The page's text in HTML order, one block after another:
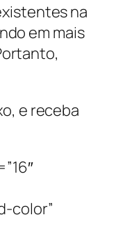
na
em mais
e receba
color”